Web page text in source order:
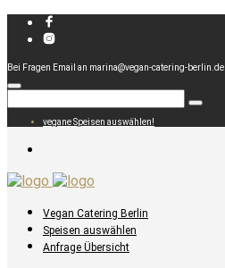
Bei Fragen Email an marina@vegan-catering-berlin.de
vegane Speisen auswählen!
Vegan Catering Berlin
Speisen auswählen
Anfrage Übersicht